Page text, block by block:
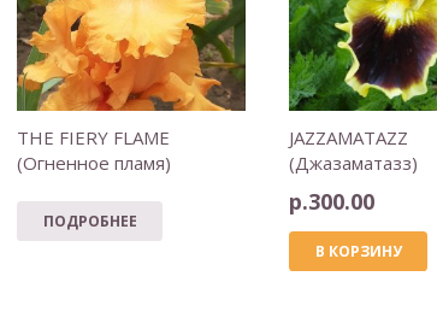
THE FIERY FLAME
(Огненное пламя)
ПОДРОБНЕЕ
JAZZAMATAZZ
(Джазаматазз)
р.300.00
В КОРЗИНУ